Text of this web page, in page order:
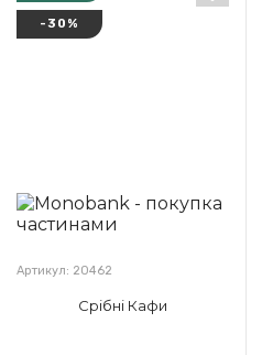
-30%
Артикул: 20462
Срібні Кафи